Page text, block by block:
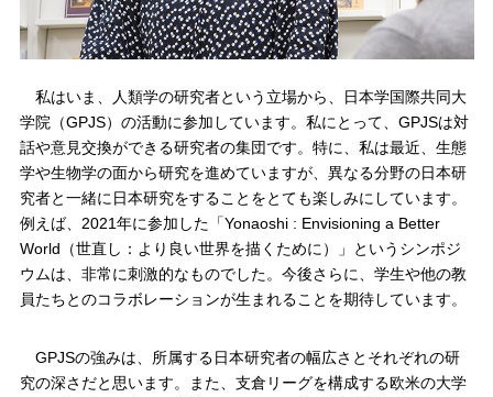
私はいま、人類学の研究者という立場から、日本学国際共同大
学院（GPJS）の活動に参加しています。私にとって、GPJSは対
話や意見交換ができる研究者の集団です。特に、私は最近、生態
学や生物学の面から研究を進めていますが、異なる分野の日本研
究者と一緒に日本研究をすることをとても楽しみにしています。
例えば、2021年に参加した「Yonaoshi : Envisioning a Better
World（世直し：より良い世界を描くために）」というシンポジ
ウムは、非常に刺激的なものでした。今後さらに、学生や他の教
員たちとのコラボレーションが生まれることを期待しています。
GPJSの強みは、所属する日本研究者の幅広さとそれぞれの研
究の深さだと思います。また、支倉リーグを構成する欧米の大学